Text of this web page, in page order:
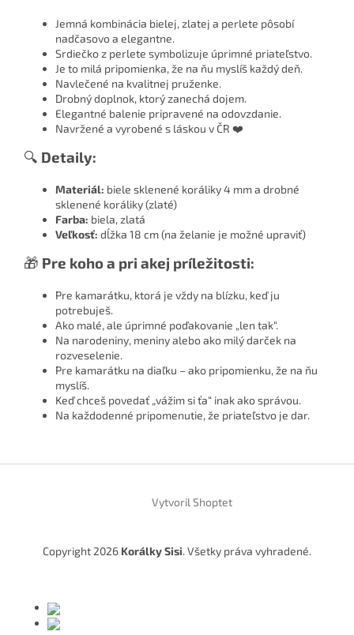
Jemná kombinácia bielej, zlatej a perlete pôsobí
nadčasovo a elegantne.
Srdiečko z perlete symbolizuje úprimné priateľstvo.
Je to milá pripomienka, že na ňu myslíš každý deň.
Navlečené na kvalitnej pruženke.
Drobný doplnok, ktorý zanechá dojem.
Elegantné balenie pripravené na odovzdanie.
Navržené a vyrobené s láskou v ČR ❤️
🔍 Detaily:
Materiál: biele sklenené koráliky 4 mm a drobné
sklenené koráliky (zlaté)
Farba: biela, zlatá
Veľkosť: dĺžka 18 cm (na želanie je možné upraviť)
🎁 Pre koho a pri akej príležitosti:
Pre kamarátku, ktorá je vždy na blízku, keď ju
potrebuješ.
Ako malé, ale úprimné poďakovanie „len tak“.
Na narodeniny, meniny alebo ako milý darček na
rozveselenie.
Pre kamarátku na diaľku – ako pripomienku, že na ňu
myslíš.
Keď chceš povedať „vážim si ťa“ inak ako správou.
Na každodenné pripomenutie, že priateľstvo je dar.
Vytvoril Shoptet
Copyright 2026 Korálky Sisi. Všetky práva vyhradené.